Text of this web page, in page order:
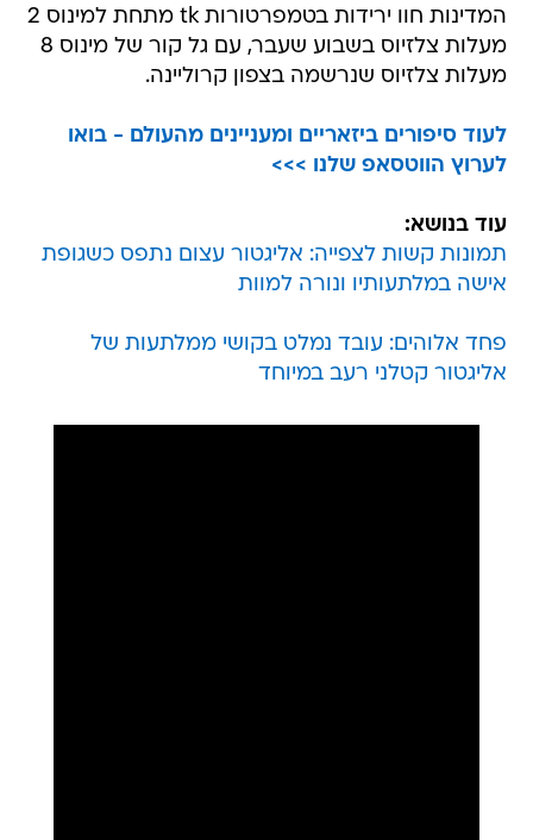
המדינות חוו ירידות בטמפרטורות tk מתחת למינוס 2
מעלות צלזיוס בשבוע שעבר, עם גל קור של מינוס 8
מעלות צלזיוס שנרשמה בצפון קרוליינה.
לעוד סיפורים ביזאריים ומעניינים מהעולם - בואו
לערוץ הווטסאפ שלנו >>>
עוד בנושא:
תמונות קשות לצפייה: אליגטור עצום נתפס כשגופת
אישה במלתעותיו ונורה למוות
פחד אלוהים: עובד נמלט בקושי ממלתעות של
אליגטור קטלני רעב במיוחד